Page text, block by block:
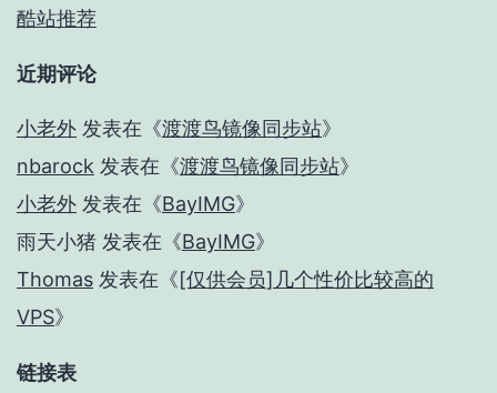
酷站推荐
近期评论
小老外 发表在《渡渡鸟镜像同步站》
nbarock 发表在《渡渡鸟镜像同步站》
小老外 发表在《BayIMG》
雨天小猪 发表在《BayIMG》
Thomas 发表在《[仅供会员]几个性价比较高的
VPS》
链接表